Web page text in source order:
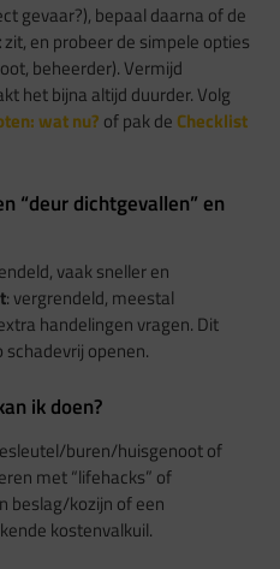
gevaar?), bepaal daarna of de
zit, en probeer de simpele opties
beheerder). Vermijd
het bijna altijd duurder. Volg
wat nu? of pak de Checklist
“deur dichtgevallen” en
vaak sneller en
: vergrendeld, meestal
handelingen vragen. Dit
openen.
ik doen?
buren/huisgenoot of
met “lifehacks” of
beslag/kozijn of een
kostenvalkuil.